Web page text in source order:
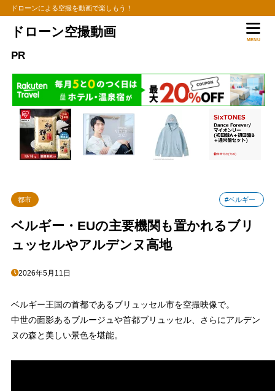
ドローンによる空撮を動画で楽しもう！
ドローン空撮動画
MENU
PR
都市 #ベルギー
ベルギー・EUの主要機関も置かれるブリ
ュッセルやアルデンヌ高地
2026年5月11日
ベルギー王国の首都であるブリュッセル市を空撮映像で。
中世の面影あるブルージュや首都ブリュッセル、さらにアルデン
ヌの森と美しい景色を堪能。